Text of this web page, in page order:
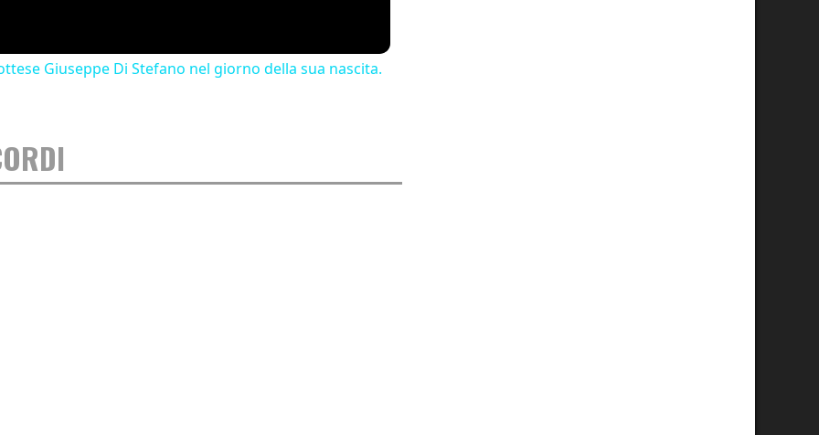
Giuseppe Di Stefano nel giorno della sua nascita.